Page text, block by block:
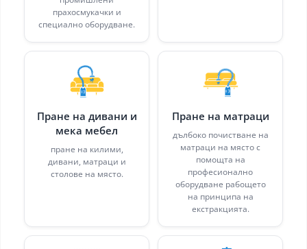
прахосмукачки и
специално оборудване.
Пране на дивани и
мека мебел
пране на килими,
дивани, матраци и
столове на място.
Пране на матраци
дълбоко почистване на
матраци на място с
помощта на
професионално
оборудване рабощето
на принципа на
екстракцията.